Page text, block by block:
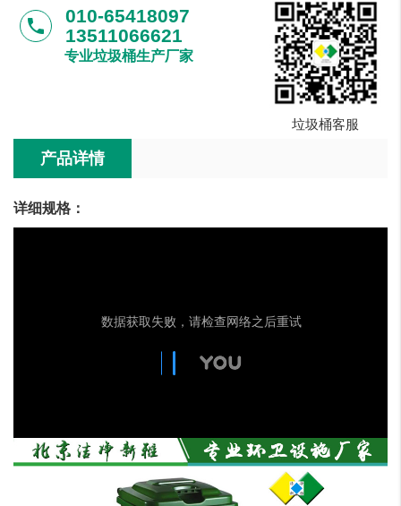
phone
010-65418097
13511066621
专业垃圾桶生产厂家
垃圾桶客服
产品详情
详细规格：